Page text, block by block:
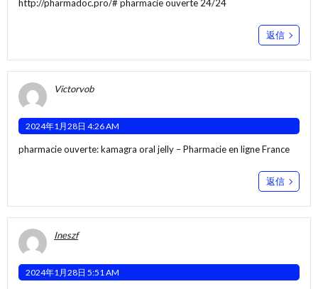
http://pharmadoc.pro/# pharmacie ouverte 24/24
返信
Victorvob
2024年1月28日 4:26 AM
pharmacie ouverte:kamagra oral jelly – Pharmacie en ligne France
返信
Ineszf
2024年1月28日 5:51 AM